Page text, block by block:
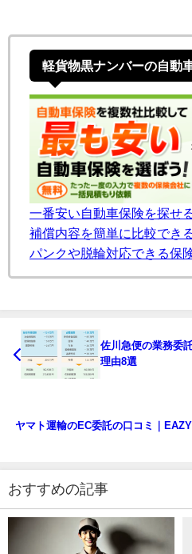
軽貨物黒ナンバーの自動
一番安い自動車保険を探せ
補償内容を簡単に比較でき
パンクや脱輪対応できる保
佐川急便の業務委
理由8選
ヤマト運輸のEC委託の口コミ｜
おすすめの記事